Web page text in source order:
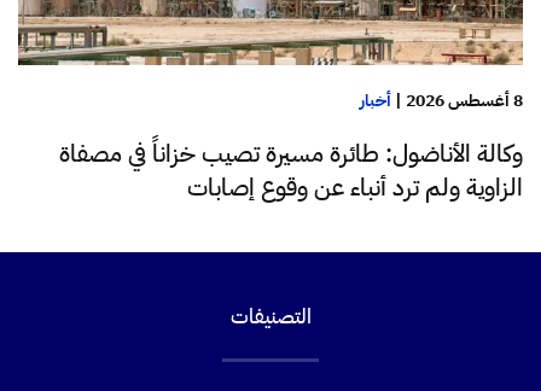
8 أغسطس 2026 | أخبار
وكالة الأناضول: طائرة مسيرة تصيب خزاناً في مصفاة
الزاوية ولم ترد أنباء عن وقوع إصابات
التصنيفات